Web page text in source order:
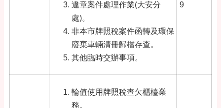
違章案件處理作業(大安分
處)。
非本市牌照稅案件函轉及環保
廢棄車輛清冊歸檔存查。
其他臨時交辦事項。
9
輪值使用牌照稅查欠櫃檯業
務。